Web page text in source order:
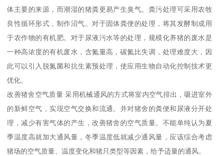
体主要的来源，而潮湿的猪粪更易产生臭气。粪污处理可采用农牧
良性循环形式，制作沼气。对于固体粪便的处理，将其发酵制成用
于农作物的有机肥。对于尿液污水等的处理，规模化养猪的废水是
一种高浓度的有机废水，含氮量高，碳氮比失调，处理难度大，因
此可以引入脱氮菌和抗生素预处理，使应用生物自动化控制技术更
优化。
改善猪舍空气质量 采用机械通风的方式将室内空气排出，吸进室外
的新鲜空气，实现空气交换和流通。并对猪舍的粪便和尿液分开处
理，减少有害气体的产生，改善猪舍的空气质量。不能单纯认为夏
季温度高就加大通风量，冬季温度低就减少通风量，应该综合考虑
猪场的空气质量、温度变化和猪只类型等因素，给予适量的通风。